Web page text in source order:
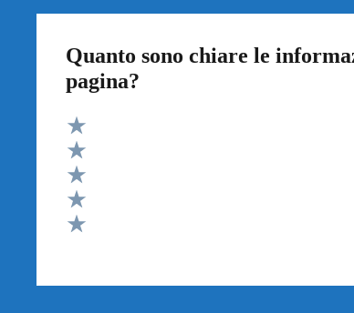
Quanto sono chiare le
pagina?
Valuta 5 stelle su 5
Valuta 4 stelle su 5
Valuta 3 stelle su 5
Valuta 2 stelle su 5